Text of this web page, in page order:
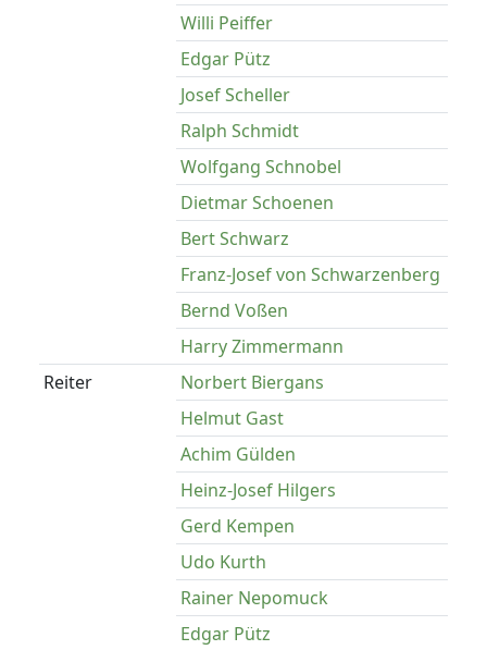
Willi Peiffer
Edgar Pütz
Josef Scheller
Ralph Schmidt
Wolfgang Schnobel
Dietmar Schoenen
Bert Schwarz
Franz-Josef von Schwarzenberg
Bernd Voßen
Harry Zimmermann
Reiter
Norbert Biergans
Helmut Gast
Achim Gülden
Heinz-Josef Hilgers
Gerd Kempen
Udo Kurth
Rainer Nepomuck
Edgar Pütz